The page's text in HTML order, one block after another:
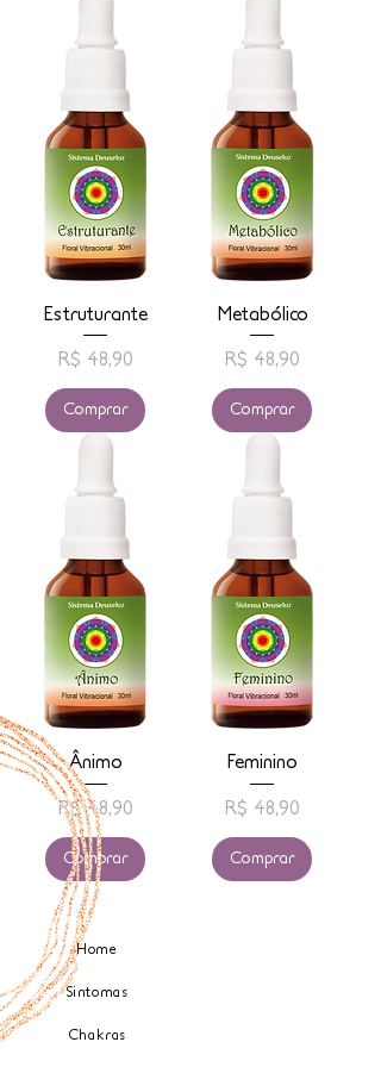
Estruturante
Preço
R$ 48,90
Comprar
Metabólico
Preço
R$ 48,90
Comprar
Ânimo
Preço
R$ 48,90
Comprar
Feminino
Preço
R$ 48,90
Comprar
Home
Sintomas
Chakras